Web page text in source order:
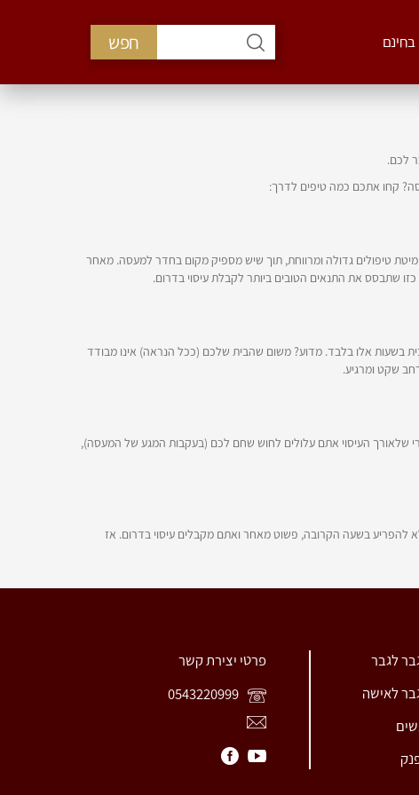
חפש
לכם.
קחו אתכם כמה טיפים לדרך:
טיפולים גדולה ומרווחת, תוך שיש מספיק מקום בחדר למעסה. מאחר
שתבסס את התנאים הטובים ביותר לקבלת עיסוי בדרום.
החל מהשעה 21.00. ההמלצה אליכם היא לתאם עיסוי בדרום בבית בשעות אלו בלבד. מדוע? משום שהבית שלכם (ככל הנראה) אינו מבודד
שקט ומרגיע.
שלאורך העיסוי אתם עלולים לחוש שחם לכם (בעקבות המגע של המעסה),
בשעה הקרובה, פשוט מאחר ואתם מקבלים עיסוי בדרום. אז
לגבר
לאישה
פרטי יצירת קשר